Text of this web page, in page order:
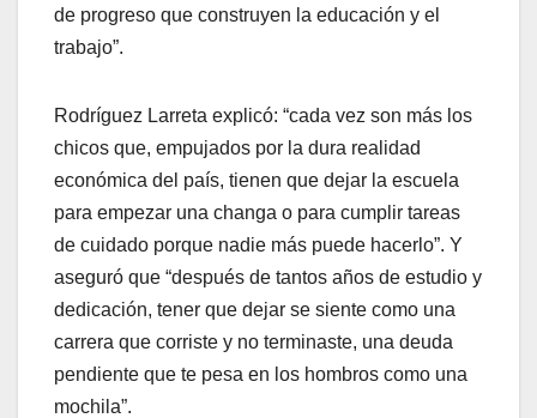
de progreso que construyen la educación y el
trabajo”.
Rodríguez Larreta explicó: “cada vez son más los
chicos que, empujados por la dura realidad
económica del país, tienen que dejar la escuela
para empezar una changa o para cumplir tareas
de cuidado porque nadie más puede hacerlo”. Y
aseguró que “después de tantos años de estudio y
dedicación, tener que dejar se siente como una
carrera que corriste y no terminaste, una deuda
pendiente que te pesa en los hombros como una
mochila”.